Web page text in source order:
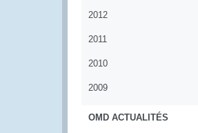
2012
2011
2010
2009
OMD ACTUALITÉS